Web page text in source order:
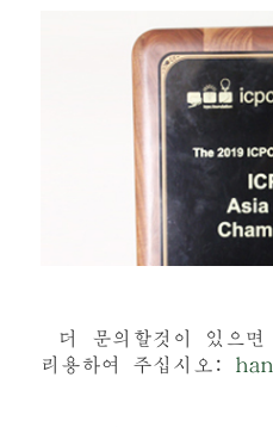
더 문의할것이 있으
리용하여 주십시오: